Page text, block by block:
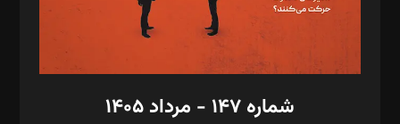
گرافیک و صفحه‌آرایی: سید‌سبحان‌علی ثابت
مد‌یر توسعه تجاری: کامبیز برید‌
امور مالی: شاپور رهبری، محمد‌ کاظمی‌نیا
شماره ۱۴۷ - مرداد ۱۴۰۵